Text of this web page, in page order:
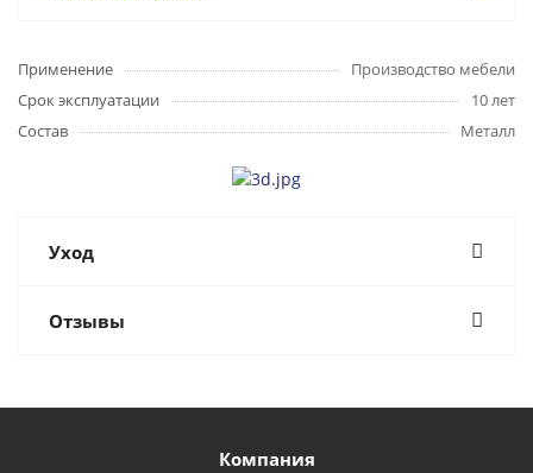
Применение
Производство мебели
Срок эксплуатации
10 лет
Состав
Металл
Уход
Отзывы
Компания